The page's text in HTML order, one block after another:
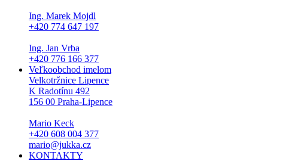
Ing. Marek Mojdl
+420 774 647 197
Ing. Jan Vrba
+420 776 166 377
Veľkoobchod imelom
Velkotržnice Lipence
K Radotínu 492
156 00 Praha-Lipence
Mario Keck
+420 608 004 377
mario@jukka.cz
KONTAKTY